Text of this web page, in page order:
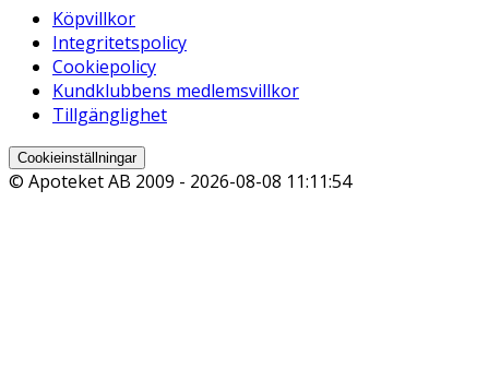
Köpvillkor
Integritetspolicy
Cookiepolicy
Kundklubbens medlemsvillkor
Tillgänglighet
Cookieinställningar
© Apoteket AB 2009 - 2026-08-08 11:11:54